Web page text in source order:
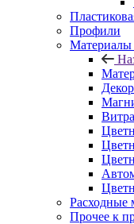
Профили
Расходные
Прочее к